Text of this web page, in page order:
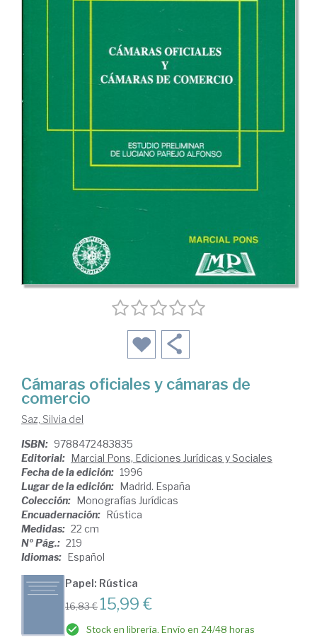
Cámaras oficiales y cámaras de
comercio
Saz, Silvia del
ISBN: 9788472483835
Editorial: Marcial Pons, Ediciones Jurídicas y Sociales
Fecha de la edición: 1996
Lugar de la edición: Madrid. España
Colección: Monografías Jurídicas
Encuadernación: Rústica
Medidas: 22 cm
Nº Pág.: 219
Idiomas: Español
Papel: Rústica
16,83 € 15,99 €
Stock en librería. Envío en 24/48 horas